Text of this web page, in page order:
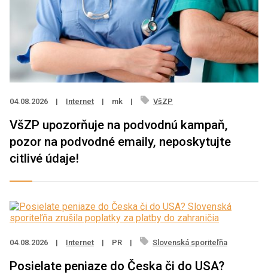
04.08.2026 | Internet | mk | VšZP
VšZP upozorňuje na podvodnú kampaň,
pozor na podvodné emaily, neposkytujte
citlivé údaje!
04.08.2026 | Internet | PR | Slovenská sporiteľňa
Posielate peniaze do Česka či do USA?